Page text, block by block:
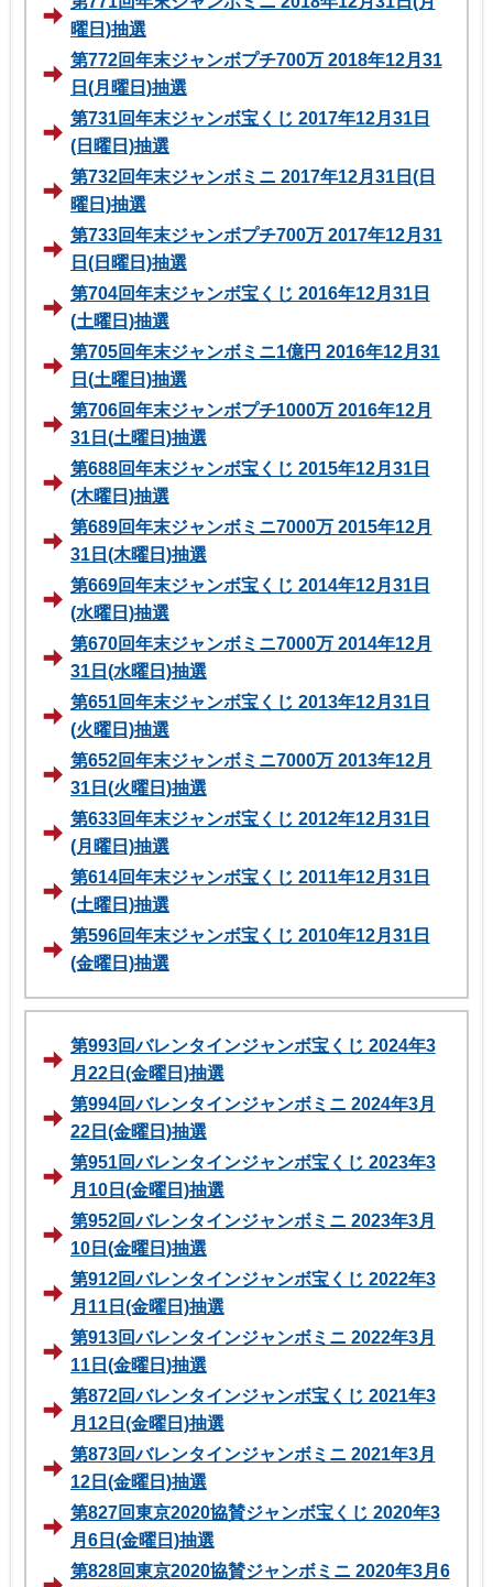
曜日)抽選
第772回年末ジャンボプチ700万 2018年12月31
日(月曜日)抽選
第731回年末ジャンボ宝くじ 2017年12月31日
(日曜日)抽選
第732回年末ジャンボミニ 2017年12月31日(日
曜日)抽選
第733回年末ジャンボプチ700万 2017年12月31
日(日曜日)抽選
第704回年末ジャンボ宝くじ 2016年12月31日
(土曜日)抽選
第705回年末ジャンボミニ1億円 2016年12月31
日(土曜日)抽選
第706回年末ジャンボプチ1000万 2016年12月
31日(土曜日)抽選
第688回年末ジャンボ宝くじ 2015年12月31日
(木曜日)抽選
第689回年末ジャンボミニ7000万 2015年12月
31日(木曜日)抽選
第669回年末ジャンボ宝くじ 2014年12月31日
(水曜日)抽選
第670回年末ジャンボミニ7000万 2014年12月
31日(水曜日)抽選
第651回年末ジャンボ宝くじ 2013年12月31日
(火曜日)抽選
第652回年末ジャンボミニ7000万 2013年12月
31日(火曜日)抽選
第633回年末ジャンボ宝くじ 2012年12月31日
(月曜日)抽選
第614回年末ジャンボ宝くじ 2011年12月31日
(土曜日)抽選
第596回年末ジャンボ宝くじ 2010年12月31日
(金曜日)抽選
第993回バレンタインジャンボ宝くじ 2024年3
月22日(金曜日)抽選
第994回バレンタインジャンボミニ 2024年3月
22日(金曜日)抽選
第951回バレンタインジャンボ宝くじ 2023年3
月10日(金曜日)抽選
第952回バレンタインジャンボミニ 2023年3月
10日(金曜日)抽選
第912回バレンタインジャンボ宝くじ 2022年3
月11日(金曜日)抽選
第913回バレンタインジャンボミニ 2022年3月
11日(金曜日)抽選
第872回バレンタインジャンボ宝くじ 2021年3
月12日(金曜日)抽選
第873回バレンタインジャンボミニ 2021年3月
12日(金曜日)抽選
第827回東京2020協賛ジャンボ宝くじ 2020年3
月6日(金曜日)抽選
第828回東京2020協賛ジャンボミニ 2020年3月6